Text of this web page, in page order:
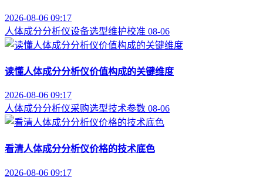
2026-08-06 09:17
人体成分分析仪设备选型维护校准 08-06
读懂人体成分分析仪价值构成的关键维度
2026-08-06 09:17
人体成分分析仪采购选型技术参数 08-06
看清人体成分分析仪价格的技术底色
2026-08-06 09:17